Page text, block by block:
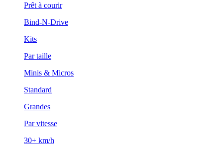
Prêt à courir
Bind-N-Drive
Kits
Par taille
Minis & Micros
Standard
Grandes
Par vitesse
30+ km/h